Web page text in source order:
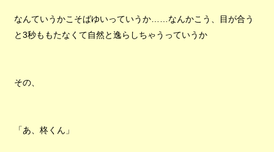
なんていうかこそばゆいっていうか……なんかこう、目が合う
と3秒ももたなくて自然と逸らしちゃうっていうか
その、
「あ、柊くん」